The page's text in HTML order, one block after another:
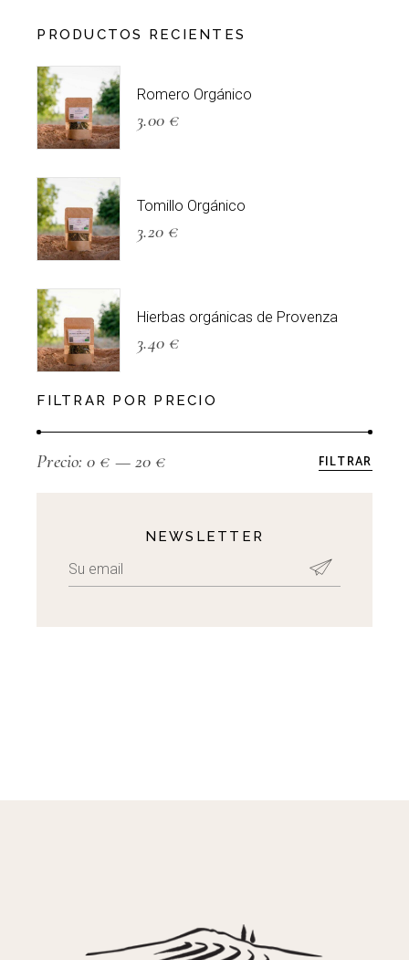
PRODUCTOS RECIENTES
Romero Orgánico
3.00 €
Tomillo Orgánico
3.20 €
Hierbas orgánicas de Provenza
3.40 €
FILTRAR POR PRECIO
FILTRAR
Precio:0 € — 20 €
NEWSLETTER